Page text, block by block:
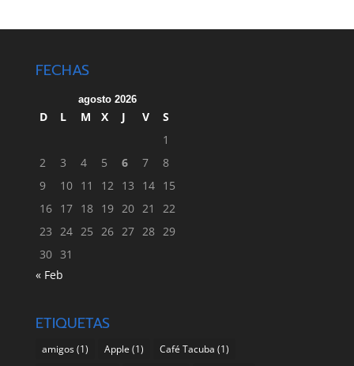
FECHAS
agosto 2026
D L M X J V
S
1
2
3 4 5 6 7
8
9
10 11 12 13 14 15
16 17 18 19 20 21
22
23 24 25 26 27 28 29
30 31
« Feb
ETIQUETAS
amigos(1) Apple (1) Café Tacuba (1)